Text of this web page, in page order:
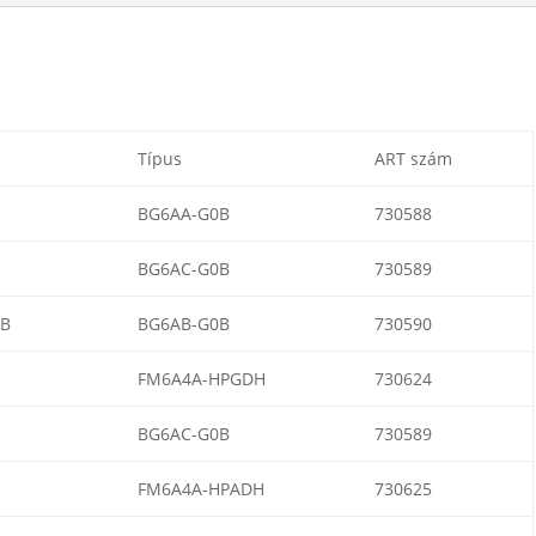
Típus ART szám
BG6AA-G0B 730588
BG6AC-G0B 730589
BG6AB-G0B 730590
FM6A4A-HPGDH 730624
BG6AC-G0B 730589
FM6A4A-HPADH 730625